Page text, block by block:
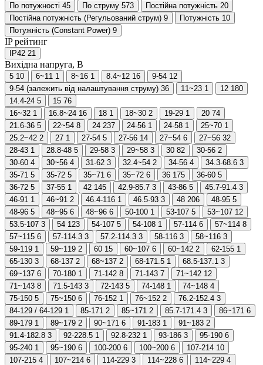
По потужності 45 По струму 573 Постійна потужність 20
Постійна потужність (Регульований струм) 9 Потужність 10
Потужність (Constant Power) 9
IP рейтинг
IP42 21
Вихідна напруга, В
5 10 6~11 1 8~16 1 8.4~12 16 9-54 12
9-54 (залежить від налаштування струму) 36 11~23 1 12 180
14.4-24 5 15 76
16~32 1 16.8~24 16 18 1 18~30 2 19-29 1 20 74
21.6-36 5 22~54 8 24 237 24-56 1 24-58 1 25~70 1
25.2~42 2 27 1 27-54 5 27-56 14 27~54 6 27~56 32
28-43 1 28.8-48 5 29-58 3 29~58 3 30 82 30-56 2
30-60 4 30~56 4 31-62 3 32.4~54 2 34-56 4 34.3-68.6 3
35-71 5 35-72 5 35~71 6 35~72 6 36 175 36-60 5
36-72 5 37-55 1 42 145 42.9-85.7 3 43-86 5 45.7-91.4 3
46-91 1 46~91 2 46.4-116 1 46.5-93 3 48 206 48-95 5
48-96 5 48~95 6 48~96 6 50-100 1 53-107 5 53~107 12
53.5-107 3 54 123 54-107 5 54-108 1 57-114 6 57~114 8
57~115 6 57-114.3 3 57.2-114.3 3 58-116 3 58~116 3
59-119 1 59~119 2 60 15 60~107 6 60~142 2 62-155 1
65-130 3 68-137 2 68~137 2 68-171.5 1 68.5-137.1 3
69~137 6 70-180 1 71-142 8 71-143 7 71~142 12
71~143 8 71.5-143 3 72-143 5 74-148 1 74~148 4
75-150 5 75~150 6 76-152 1 76~152 2 76.2-152.4 3
84-129 / 64-129 1 85-171 2 85~171 2 85.7-171.4 3 86~171 6
89-179 1 89~179 2 90~171 6 91-183 1 91~183 2
91.4-182.8 3 92-228.5 1 92.8-232 1 93-186 3 95-190 6
95-240 1 95~190 6 100-200 6 100~200 6 107-214 10
107-215 4 107~214 6 114-229 3 114~228 6 114~229 4